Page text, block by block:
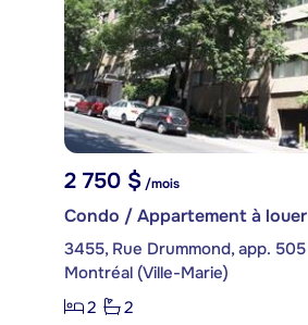
2 750 $ /mois
Condo / Appartement à louer
3455, Rue Drummond, app. 505
Montréal (Ville-Marie)
2
2